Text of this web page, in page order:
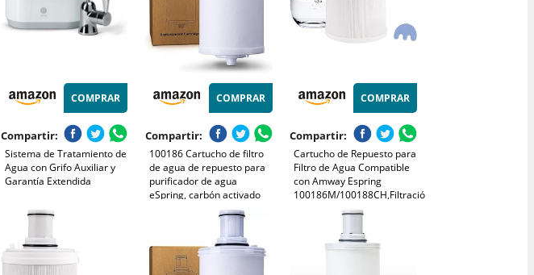
COMPRAR
Compartir:
Sistema de Tratamiento de
Agua con Grifo Auxiliar y
Garantía Extendida
COMPRAR
Compartir:
100186 Cartucho de filtro
de agua de repuesto para
purificador de agua
eSpring, carbón activado
más tela no tejida elimina
impurezas a 0,2 mientras
retiene minerales
COMPRAR
Compartir:
Cartucho de Repuesto para
Filtro de Agua Compatible
con Amway Espring
100186M/100188CH,Filtración
de Carbón Activado
Saludables